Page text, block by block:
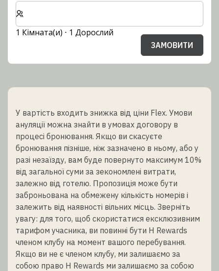
Виберіть кількість кімнат та гостей для вашого
1 Кімната(и) ⋅ 1 Дорослий
ЗАМОВИТИ
У вартість входить знижка від ціни Flex. Умови
ануляції можна знайти в умовах договору в
процесі бронювання. Якщо ви скасуєте
бронювання пізніше, ніж зазначено в ньому, або у
разі незаїзду, вам буде повернуто максимум 10%
від загальної суми за зекономлені витрати,
залежно від готелю. Пропозиція може бути
заброньована на обмежену кількість номерів і
залежить від наявності вільних місць. Зверніть
увагу: для того, щоб скористатися ексклюзивним
тарифом учасника, ви повинні бути H Rewards
членом клубу на момент вашого перебування.
Якщо ви не є членом клубу, ми залишаємо за
собою право H Rewards ми залишаємо за собою